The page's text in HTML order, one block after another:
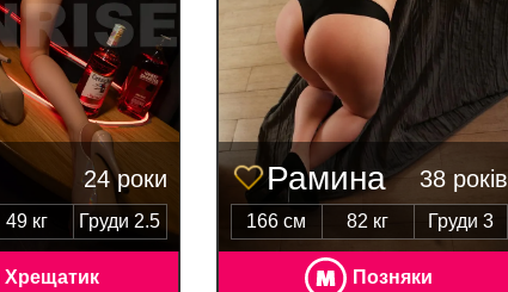
24 роки
49 кг Груди 2.5
Хрещатик
Рамина 38 років
166 см 82 кг Груди 3
Позняки